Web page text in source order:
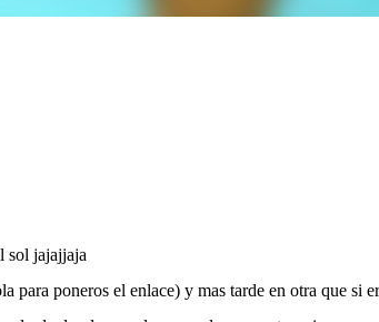
sol jajajjaja
para poneros el enlace) y mas tarde en otra que si